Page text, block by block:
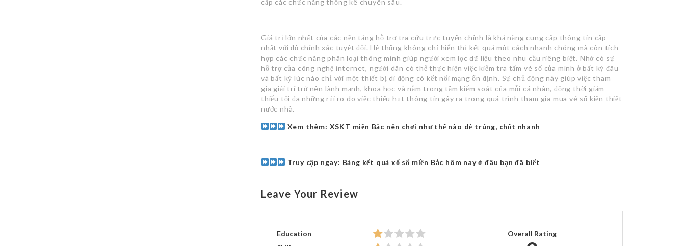
cấp các chức năng thống kê chuyên sâu.
Giá trị lớn nhất của các nền tảng hỗ trợ tra cứu trực tuyến chính là khả năng cung cấp thông tin cập
nhật với độ chính xác tuyệt đối. Hệ thống không chỉ hiển thị kết quả một cách nhanh chóng mà còn tích
hợp các chức năng phân loại thông minh giúp người xem lọc dữ liệu theo nhu cầu riêng biệt. Nhờ có sự
hỗ trợ của công nghệ internet, người dân có thể thực hiện việc kiểm tra tấm vé số của mình ở bất kỳ đâu
và bất kỳ lúc nào chỉ với một thiết bị di động có kết nối mạng ổn định. Sự chủ động này giúp việc tham
gia giải trí trở nên lành mạnh, khoa học và nằm trong tầm kiểm soát của mỗi cá nhân, đồng thời giảm
thiểu tối đa những rủi ro do việc thiếu hụt thông tin gây ra trong quá trình tham gia mua vé số kiến thiết
nước nhà.
Xem thêm: XSKT miền Bắc nên chơi như thế nào dễ trúng, chốt nhanh
Truy cập ngay: Bảng kết quả xổ số miền Bắc hôm nay ở đâu bạn đã biết
Leave Your Review
Education
Overall Rating